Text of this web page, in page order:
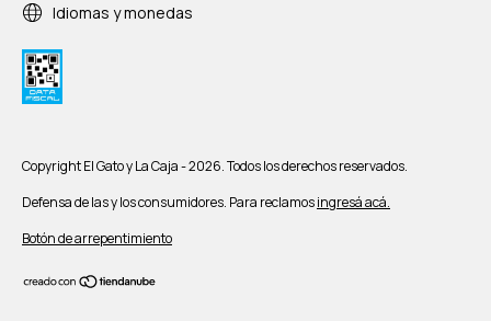
Idiomas y monedas
Copyright El Gato y La Caja - 2026. Todos los derechos reservados.
Defensa de las y los consumidores. Para reclamosingresá acá.
Botón de arrepentimiento